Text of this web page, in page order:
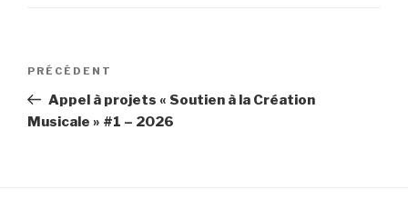
Navigation
l’article
Article
précédent
PRÉCÉDENT
Appel à projets « Soutien à la Création
Musicale » #1 – 2026